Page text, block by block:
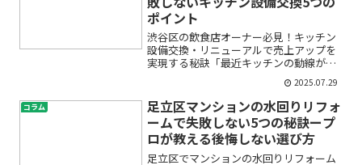
ポイント
渋谷区の飲食店オーナー必見！キッチン
設備交換・リニューアルで売上アップを
実現する秘訣「最近キッチンの動線が悪
くて作業効率が落ちている」「古い厨房
機器のせいでトラブルが絶えない」「設
備更新や内装工事で集客や売上を伸ばし
たい」――そんな悩みを抱...
2025.07.29
コラム
足立区マンションの水回りリフォ
ームで失敗しない5つの秘訣ープ
ロが教える後悔しない選び方
足立区でマンションの水回りリフォーム